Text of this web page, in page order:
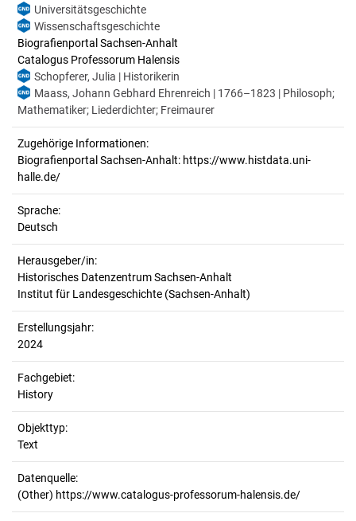
Universitätsgeschichte
Wissenschaftsgeschichte
Biografienportal Sachsen-Anhalt
Catalogus Professorum Halensis
Schopferer, Julia | Historikerin
Maass, Johann Gebhard Ehrenreich | 1766–1823 | Philosoph;
Mathematiker; Liederdichter; Freimaurer
Zugehörige Informationen:
Biografienportal Sachsen-Anhalt: https://www.histdata.uni-
halle.de/
Sprache:
Deutsch
Herausgeber/in:
Historisches Datenzentrum Sachsen-Anhalt
Institut für Landesgeschichte (Sachsen-Anhalt)
Erstellungsjahr:
2024
Fachgebiet:
History
Objekttyp:
Text
Datenquelle:
(Other) https://www.catalogus-professorum-halensis.de/